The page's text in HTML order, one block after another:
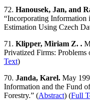
72. Hanousek, Jan, and
“Incorporating Information
Estimation Using Czech
71. Klipper, Miriam Z. .
Privatized Firms:
Text)
70. Janda, Karel. May
Information and the Fund
Forestry.” (Abstract) (Full